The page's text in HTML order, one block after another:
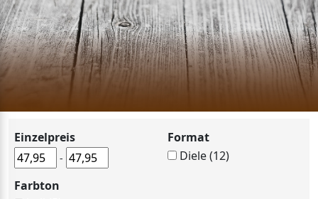
Einzelpreis
-
Format
Diele (12)
Farbton